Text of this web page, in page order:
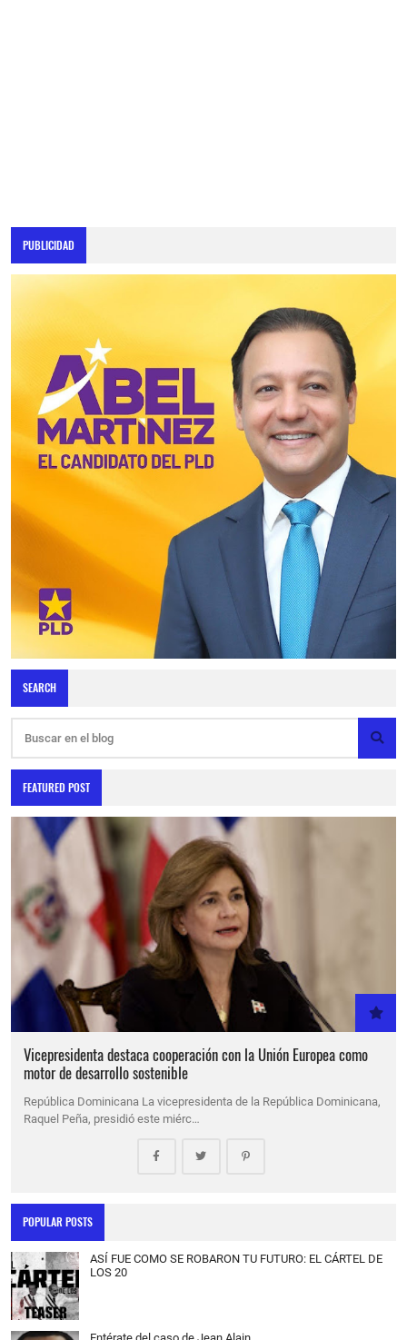
PUBLICIDAD
SEARCH
FEATURED POST
Vicepresidenta destaca cooperación con la Unión Europea como
motor de desarrollo sostenible
República Dominicana La vicepresidenta de la República Dominicana,
Raquel Peña, presidió este miérc…
POPULAR POSTS
ASÍ FUE COMO SE ROBARON TU FUTURO: EL CÁRTEL DE
LOS 20